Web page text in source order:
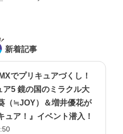
新着記事
でプリキュアづくし！
ア5 鏡の国のミラクル大
（≒JOY）＆増井優花が
ュア！』イベント潜入！